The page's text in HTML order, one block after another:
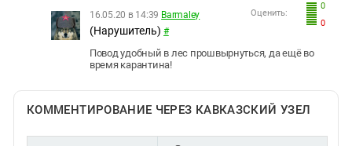
0
0
Оценить:
16.05.20 в 14:39 Barmaley
(Нарушитель) #
Повод удобный в лес прошвырнуться, да ещё во
время карантина!
КОММЕНТИРОВАНИЕ ЧЕРЕЗ КАВКАЗСКИЙ УЗЕЛ